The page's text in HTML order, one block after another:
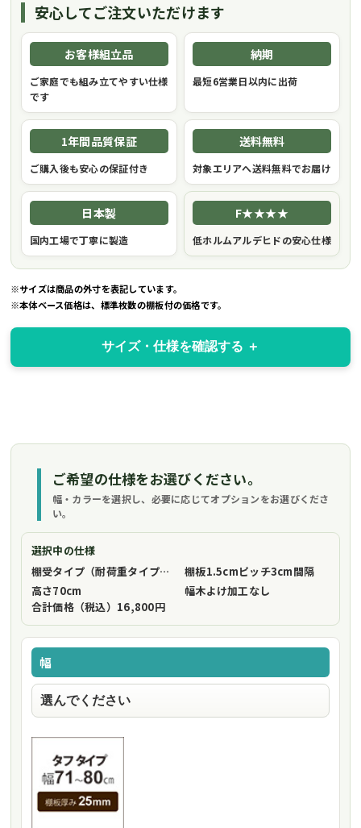
安心してご注文いただけます
お客様組立品
ご家庭でも組み立てやすい仕様
です
納期
最短6営業日以内に出荷
1年間品質保証
ご購入後も安心の保証付き
送料無料
対象エリアへ送料無料でお届け
日本製
国内工場で丁寧に製造
F★★★★
低ホルムアルデヒドの安心仕様
※サイズは商品の外寸を表記しています。
※本体ベース価格は、標準枚数の棚板付の価格です。
サイズ・仕様を確認する
ご希望の仕様をお選びください。
幅・カラーを選択し、必要に応じてオプションをお選びくださ
い。
選択中の仕様
棚受タイプ（耐荷重タイプ）
フリーストップ棚受（標準仕様）
棚板1.5cmピッチ3cm間隔
高さ70cm 幅木よけ加工なし
合計価格（税込） 16,800円
幅